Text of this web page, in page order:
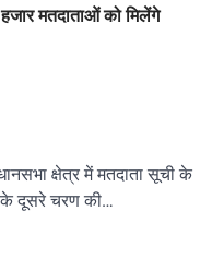
मतदाताओं को मिलेंगे
क्षेत्र में मतदाता सूची के
के दूसरे चरण की…